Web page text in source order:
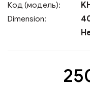
Код (модель):
Dimension: